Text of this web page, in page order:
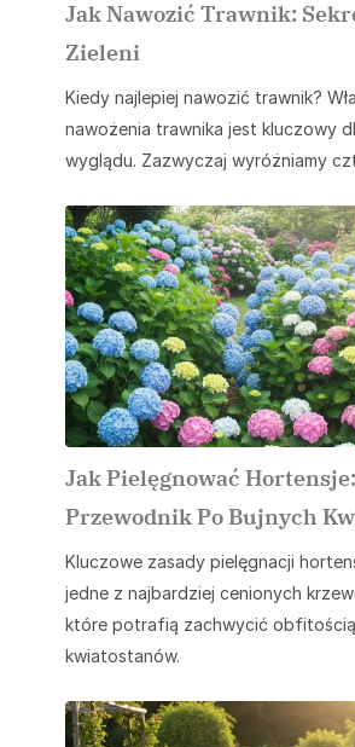
Jak Nawozić Trawnik:
Zieleni
Kiedy najlepiej nawozić trawnik?
nawożenia trawnika jest kluczowy
wyglądu. Zazwyczaj wyróżniamy
Jak Pielęgnować Hortensje:
Przewodnik Po Bujnych
Kluczowe zasady pielęgnacji
jedne z najbardziej cenionych
które potrafią zachwycić
kwiatostanów.